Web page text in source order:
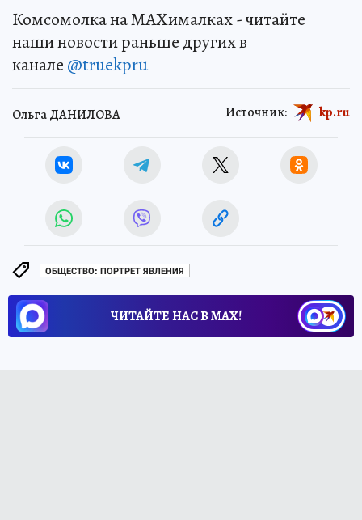
Комсомолка на MAXималках - читайте
наши новости раньше других в
канале @truekpru
Ольга ДАНИЛОВА Источник: kp.ru
ОБЩЕСТВО: ПОРТРЕТ ЯВЛЕНИЯ
ЧИТАЙТЕ НАС В МАХ!